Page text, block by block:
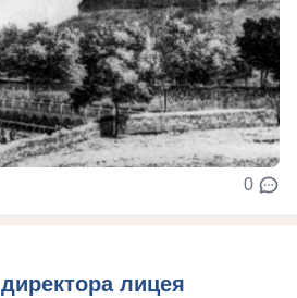
0
лицея